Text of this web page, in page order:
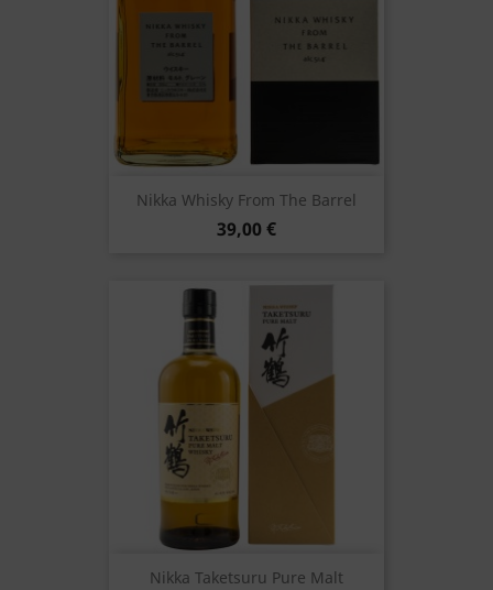
Nikka Whisky From The Barrel
39,00 €
Nikka Taketsuru Pure Malt